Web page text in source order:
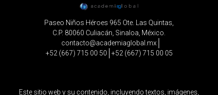
Paseo Niños Héroes 965 Ote. Las Quintas,
C.P. 80060 Culiacán, Sinaloa, México.
contacto@academiaglobal.mx
+52 (667) 715 00 50
+52 (667) 715 00 05
Este sitio web y su contenido, incluyendo textos, imágenes,